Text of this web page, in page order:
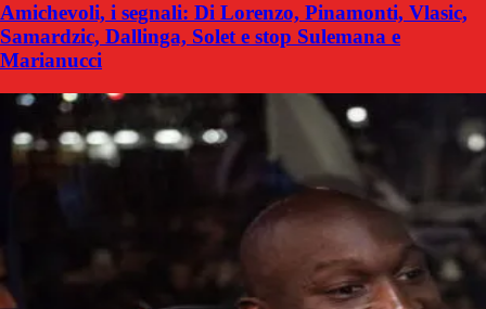
Amichevoli, i segnali: Di Lorenzo, Pinamonti, Vlasic,
Samardzic, Dallinga, Solet e stop Sulemana e
Marianucci